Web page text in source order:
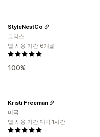
100%
StyleNestCo
그리스
앱 사용 기간 6개월
Kristi Freeman
미국
앱 사용 기간 대략 1시간